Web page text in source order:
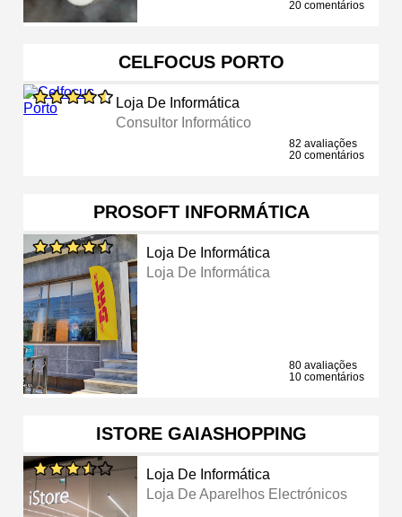
20 comentários
CELFOCUS PORTO
Loja De Informática
Consultor Informático
82 avaliações
20 comentários
PROSOFT INFORMÁTICA
Loja De Informática
Loja De Informática
80 avaliações
10 comentários
ISTORE GAIASHOPPING
Loja De Informática
Loja De Aparelhos Electrónicos